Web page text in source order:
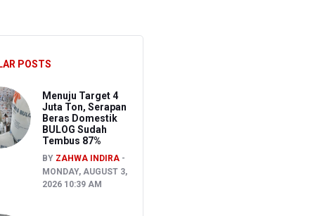
POSTS
Menuju Target 4
Juta Ton, Serapan
Beras Domestik
BULOG Sudah
Tembus 87%
BY ZAHWA INDIRA
MONDAY, AUGUST 3,
2026 10:39 AM